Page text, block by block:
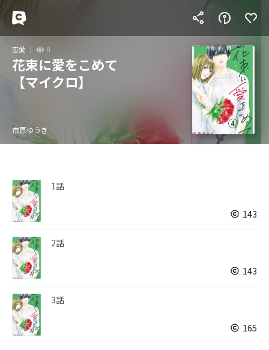
恋愛 0
花束に愛をこめて
【マイクロ】
市原ゆうき
1話
143
2話
143
3話
165